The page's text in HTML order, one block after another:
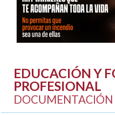
EDUCACIÓN Y
PROFESIONAL
DOCUMENTACIÓN